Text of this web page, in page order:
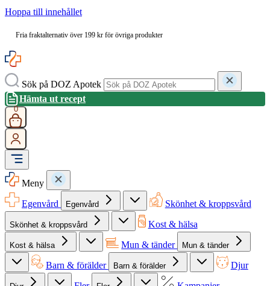
Hoppa till innehållet
Fria fraktalternativ över 199 kr för övriga produkter
Sök på DOZ Apotek
Hämta ut recept
0
Meny
Egenvård
Egenvård Skönhet & kroppsvård
Skönhet & kroppsvård Kost & hälsa
Kost & hälsa Mun & tänder Mun & tänder
Barn & förälder Barn & förälder Djur